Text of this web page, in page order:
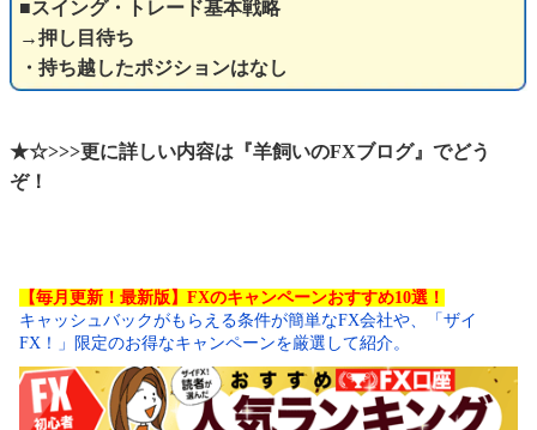
■スイング・トレード基本戦略
→押し目待ち
・持ち越したポジションはなし
★☆>>>更に詳しい内容は『羊飼いのFXブログ』でどう
ぞ！
【毎月更新！最新版】FXのキャンペーンおすすめ10選！
キャッシュバックがもらえる条件が簡単なFX会社や、「ザイ
FX！」限定のお得なキャンペーンを厳選して紹介。